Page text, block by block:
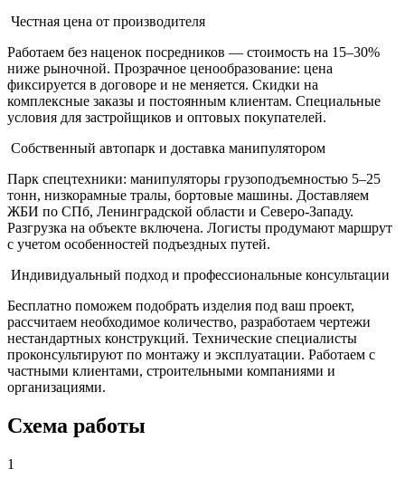
Честная цена от производителя
Работаем без наценок посредников — стоимость на 15–30%
ниже рыночной. Прозрачное ценообразование: цена
фиксируется в договоре и не меняется. Скидки на
комплексные заказы и постоянным клиентам. Специальные
условия для застройщиков и оптовых покупателей.
Собственный автопарк и доставка манипулятором
Парк спецтехники: манипуляторы грузоподъемностью 5–25
тонн, низкорамные тралы, бортовые машины. Доставляем
ЖБИ по СПб, Ленинградской области и Северо-Западу.
Разгрузка на объекте включена. Логисты продумают маршрут
с учетом особенностей подъездных путей.
Индивидуальный подход и профессиональные консультации
Бесплатно поможем подобрать изделия под ваш проект,
рассчитаем необходимое количество, разработаем чертежи
нестандартных конструкций. Технические специалисты
проконсультируют по монтажу и эксплуатации. Работаем с
частными клиентами, строительными компаниями и
организациями.
Схема работы
1